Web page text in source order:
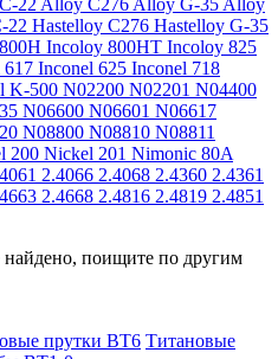
22 Alloy C276 Alloy G-35 Alloy
22 Hastelloy C276 Hastelloy G-35
Incoloy 800HT Incoloy 825
617 Inconel 625 Inconel 718
K-500 N02200 N02201 N04400
N06600 N06601 N06617
N08800 N08810 N08811
200 Nickel 201 Nimonic 80A
2.4066 2.4068 2.4360 2.4361
2.4668 2.4816 2.4819 2.4851
поищите по другим
прутки ВТ6 Титановые